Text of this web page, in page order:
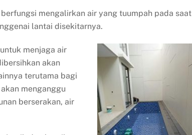
mengalirkan air yang tuumpah pada saat
lantai disekitarnya.
menjaga air
akan
terutama bagi
menganggu
berserakan, air